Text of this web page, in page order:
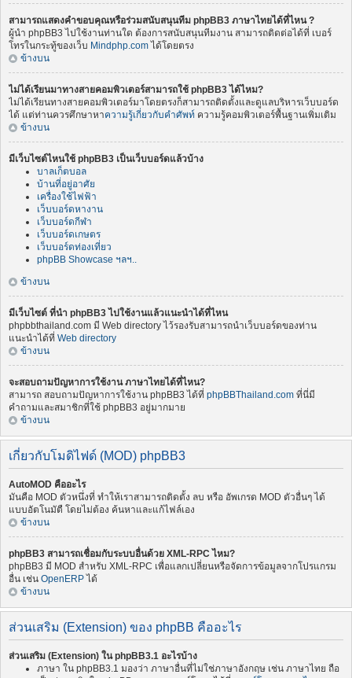
สามารถแสดงคำขอบคุณหรือร่วมสนับสนุนทีม phpBB3 ภาษาไทยได้ที่ไหน ?
ผู้นำ phpBB3 ไปใช้งานท่านใด ต้องการสนับสนุนทีมงาน สามารถติดต่อได้ที่ เบอร์
โทรในกระทู้ของเว็บ Mindphp.com ได้โดยตรง
ข้างบน
ไม่ได้เรียนมาทางสายคอมพิวเตอร์สามารถใช้ phpBB3 ได้ไหม?
ไม่ได้เรียนทางสายคอมพิวเตอร์มาโดยตรงก็สามารถติดตั้งและดูแลบริหารเว็บบอร์ด
ได้ แต่ท่านควรศึกษาหาความรู้เกี่ยวกับคำศัพท์ ความรู้คอมพิวเตอร์พื้นฐานเพิ่มเติม
ข้างบน
มีเว็บไซต์ไหนใช้ phpBB3 เป็นเว็บบอร์ดแล้วบ้าง
บาลเก็ตบอล
บ้านที่อยู่อาศัย
เครื่องใช้ไฟฟ้า
เว็บบอร์ดหางาน
เว็บบอร์ดกีฬา
เว็บบอร์ดเกษตร
เว็บบอร์ดท่องเที่ยว
phpBB Showcase ฯลฯ..
ข้างบน
มีเว็บไซต์ ที่นำ phpBB3 ไปใช้งานแล้วแนะนำได้ที่ไหน
phpbbthailand.com มี Web directory ไว้รองรับสามารถนำเว็บบอร์ดของท่าน
แนะนำได้ที่ Web directory
ข้างบน
จะสอบถามปัญหาการใช้งาน ภาษาไทยได้ที่ไหน?
สามารถ สอบถามปัญหาการใช้งาน phpBB3 ได้ที่ phpBBThailand.com ที่นี่มี
คำถามและสมาชิกที่ใช้ phpBB3 อยู่มากมาย
ข้างบน
เกี่ยวกับโมดิไฟด์ (MOD) phpBB3
AutoMOD คืออะไร
มันคือ MOD ตัวหนึ่งที่ ทำให้เราสามารถติดตั้ง ลบ หรือ อัพเกรด MOD ตัวอื่นๆ ได้
แบบอัตโนมัตื โดยไม่ต้อง ค้นหาและแก้ไฟล์เอง
ข้างบน
phpBB3 สามารถเชื่อมกับระบบอื่นด้วย XML-RPC ไหม?
phpBB3 มี MOD สำหรับ XML-RPC เพื่อแลกเปลี่ยนหรือจัดการข้อมูลจากโปรแกรม
อื่น เช่น OpenERP ได้
ข้างบน
ส่วนเสริม (Extension) ของ phpBB คืออะไร
ส่วนเสริม (Extension) ใน phpBB3.1 อะไรบ้าง
ภาษา ใน phpBB3.1 มองว่า ภาษาอื่นที่ไม่ใช่ภาษาอังกฤษ เช่น ภาษาไทย ถือ